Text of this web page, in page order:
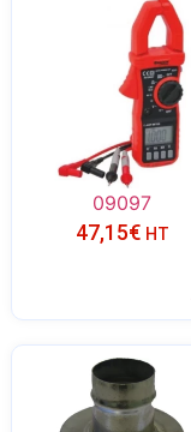
09097
47,15€ HT